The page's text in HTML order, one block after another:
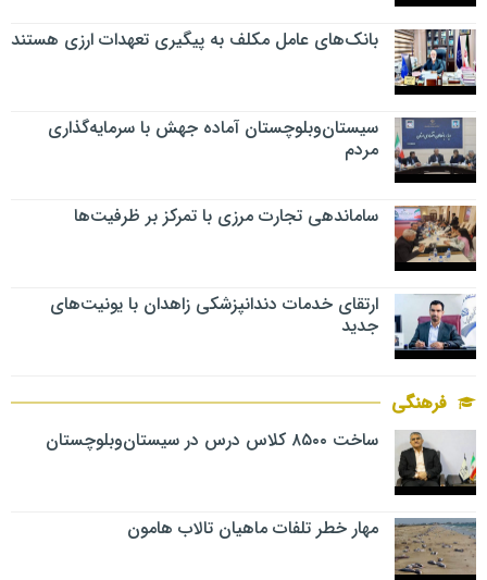
بانک‌های عامل مکلف به پیگیری تعهدات ارزی هستند
سیستان‌وبلوچستان آماده جهش با سرمایه‌گذاری
مردم
ساماندهی تجارت مرزی با تمرکز بر ظرفیت‌ها
ارتقای خدمات دندانپزشکی زاهدان با یونیت‌های
جدید
فرهنگی
ساخت ۸۵۰۰ کلاس درس در سیستان‌وبلوچستان
مهار خطر تلفات ماهیان تالاب‌ هامون